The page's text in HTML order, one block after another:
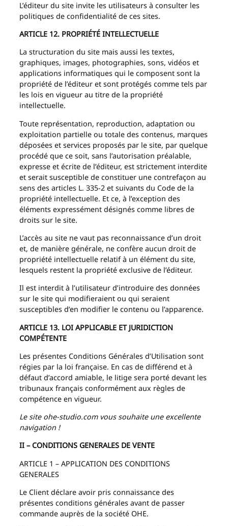
L’éditeur du site invite les utilisateurs à consulter les
politiques de confidentialité de ces sites.
ARTICLE 12. PROPRIÉTÉ INTELLECTUELLE
La structuration du site mais aussi les textes,
graphiques, images, photographies, sons, vidéos et
applications informatiques qui le composent sont la
propriété de l’éditeur et sont protégés comme tels par
les lois en vigueur au titre de la propriété
intellectuelle.
Toute représentation, reproduction, adaptation ou
exploitation partielle ou totale des contenus, marques
déposées et services proposés par le site, par quelque
procédé que ce soit, sans l’autorisation préalable,
expresse et écrite de l’éditeur, est strictement interdite
et serait susceptible de constituer une contrefaçon au
sens des articles L. 335-2 et suivants du Code de la
propriété intellectuelle. Et ce, à l’exception des
éléments expressément désignés comme libres de
droits sur le site.
L’accès au site ne vaut pas reconnaissance d’un droit
et, de manière générale, ne confère aucun droit de
propriété intellectuelle relatif à un élément du site,
lesquels restent la propriété exclusive de l’éditeur.
Il est interdit à l’utilisateur d’introduire des données
sur le site qui modifieraient ou qui seraient
susceptibles d’en modifier le contenu ou l’apparence.
ARTICLE 13. LOI APPLICABLE ET JURIDICTION
COMPÉTENTE
Les présentes Conditions Générales d’Utilisation sont
régies par la loi française. En cas de différend et à
défaut d’accord amiable, le litige sera porté devant les
tribunaux français conformément aux règles de
compétence en vigueur.
Le site ohe-studio.com vous souhaite une excellente
navigation !
II – CONDITIONS GENERALES DE VENTE
ARTICLE 1 – APPLICATION DES CONDITIONS
GENERALES
Le Client déclare avoir pris connaissance des
présentes conditions générales avant de passer
commande auprès de la société OHE.